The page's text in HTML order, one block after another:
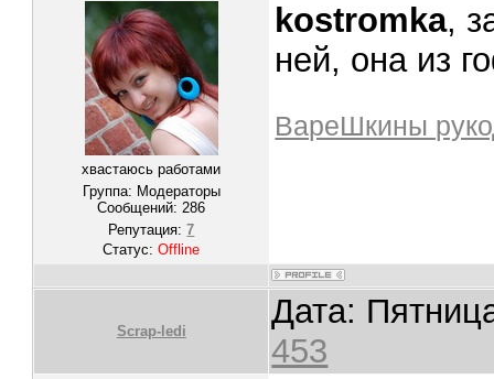
хвастаюсь работами
Группа: Модераторы
Сообщений:286
Репутация:7
Статус:Offline
kostromka,
ней, она из
ВареШкины
Scrap-ledi
Дата:
453